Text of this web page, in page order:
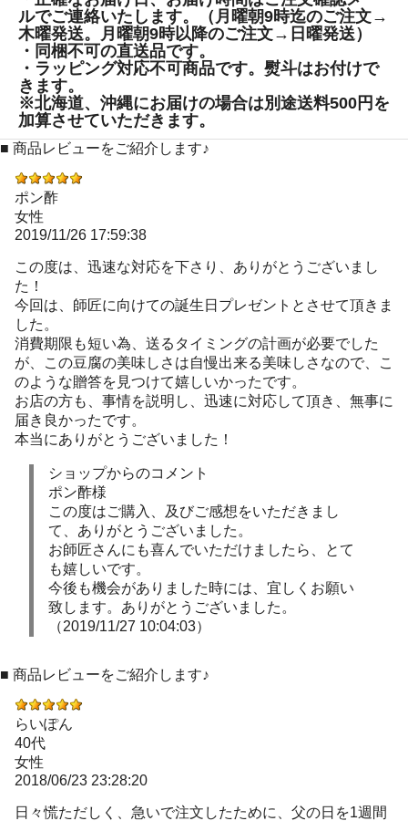
ルでご連絡いたします。（月曜朝9時迄のご注文→
木曜発送。月曜朝9時以降のご注文→日曜発送）
・同梱不可の直送品です。
・ラッピング対応不可商品です。熨斗はお付けで
きます。
※北海道、沖縄にお届けの場合は別途送料500円を
加算させていただきます。
■ 商品レビューをご紹介します♪
ポン酢
女性
2019/11/26 17:59:38
この度は、迅速な対応を下さり、ありがとうございまし
た！
今回は、師匠に向けての誕生日プレゼントとさせて頂きま
した。
消費期限も短い為、送るタイミングの計画が必要でした
が、この豆腐の美味しさは自慢出来る美味しさなので、こ
のような贈答を見つけて嬉しいかったです。
お店の方も、事情を説明し、迅速に対応して頂き、無事に
届き良かったです。
本当にありがとうございました！
ショップからのコメント
ポン酢様
この度はご購入、及びご感想をいただきまし
て、ありがとうございました。
お師匠さんにも喜んでいただけましたら、とて
も嬉しいです。
今後も機会がありました時には、宜しくお願い
致します。ありがとうございました。
（2019/11/27 10:04:03）
■ 商品レビューをご紹介します♪
らいぽん
40代
女性
2018/06/23 23:28:20
日々慌ただしく、急いで注文したために、父の日を1週間